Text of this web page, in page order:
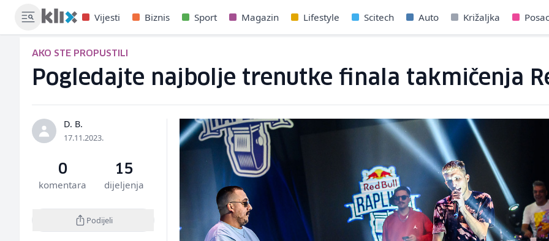
Vijesti Biznis Sport Magazin Lifestyle Scitech Auto Križaljka
AKO STE PROPUSTILI
Pogledajte najbolje trenutke finala takmičenja
D. B.
17.11.2023.
0
komentara
15
dijeljenja
Podijeli